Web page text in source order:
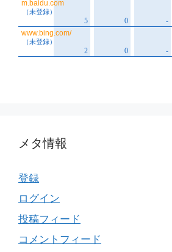
メタ情報
登録
ログイン
投稿フィード
コメントフィード